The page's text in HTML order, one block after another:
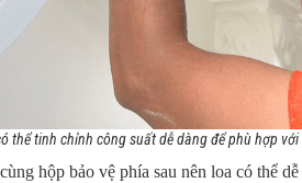
thể tinh chỉnh công suất dễ dàng để phù hợp
hộp bảo vệ phía sau nên loa có thể